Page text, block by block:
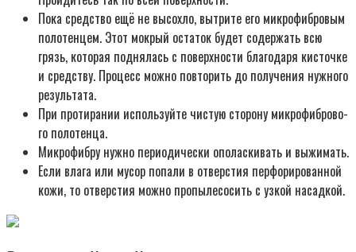
Пока сред­ство ещё не высох­ло, вытри­те его мик­ро­фиб­ро­вым
поло­тен­цем. Этот мок­рый оста­ток будет содер­жать всю
грязь, кото­рая под­ня­лась с поверх­но­сти бла­го­да­ря кисточ­ке
и сред­ству. Про­цесс мож­но повто­рить до полу­че­ния нуж­но­го
резуль­та­та.
При про­ти­ра­нии исполь­зуй­те чистую сто­ро­ну мик­ро­фиб­ро­во­
го поло­тен­ца.
Мик­ро­фиб­ру нуж­но пери­о­ди­че­ски опо­лас­ки­вать и выжи­мать.
Если вла­га или мусор попа­ли в отвер­стия пер­фо­ри­ро­ван­ной
кожи, то отвер­стия мож­но про­пы­ле­со­сить с узкой насад­кой.